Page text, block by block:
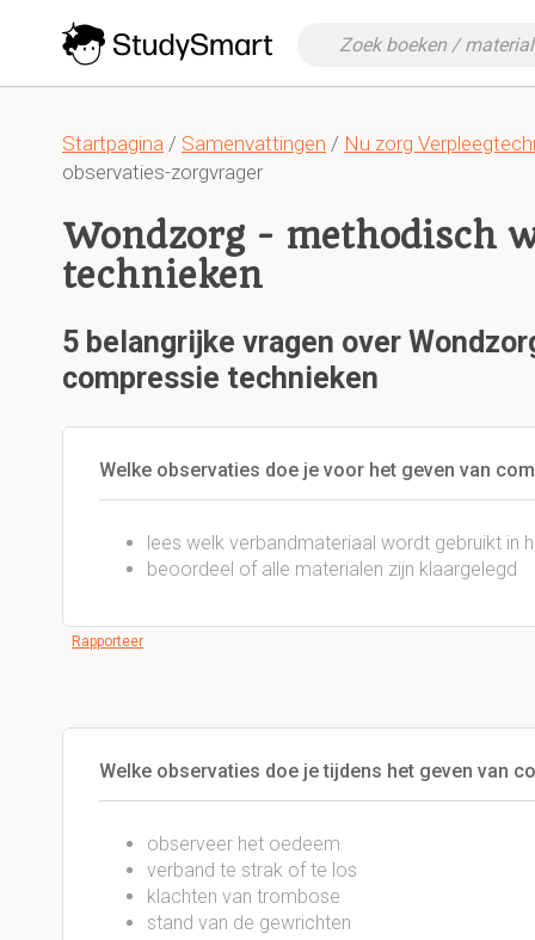
Startpagina / Samenvattingen / Nu zorg
observaties-zorgvrager
Wondzorg - methodisch
technieken
5 belangrijke vragen over
compressie technieken
Welke observaties doe je voor het geven van
lees welk verbandmateriaal wordt gebruikt in
beoordeel of alle materialen zijn klaargelegd
Rapporteer
Welke observaties doe je tijdens het geven van
observeer het oedeem
verband te strak of te los
klachten van trombose
stand van de gewrichten